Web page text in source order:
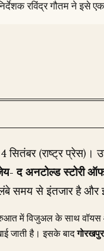
रविंद्र गौतम ने इसे
सितंबर (राष्ट्र प्रेस)।
द अनटोल्ड स्टोरी ऑफ
समय से इंतजार है और
में विजुअल के साथ वॉयस
जाती है। इसके बादगोरखपुर